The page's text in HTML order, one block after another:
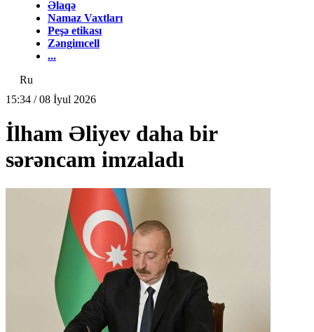
Əlaqə
Namaz Vaxtları
Peşə etikası
Zəngimcell
...
Ru
15:34 / 08 İyul 2026
İlham Əliyev daha bir
sərəncam imzaladı